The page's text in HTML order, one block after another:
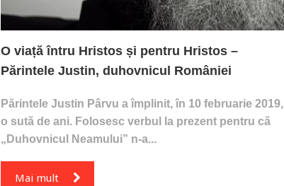
O viață întru Hristos și pentru Hristos –
Părintele Justin, duhovnicul României
Părintele Justin Pârvu a împlinit, în 10 februarie 2019,
o sută de ani. Folosesc verbul la prezent pentru că
„Duhovnicul Neamului” n-a...
Mai mult